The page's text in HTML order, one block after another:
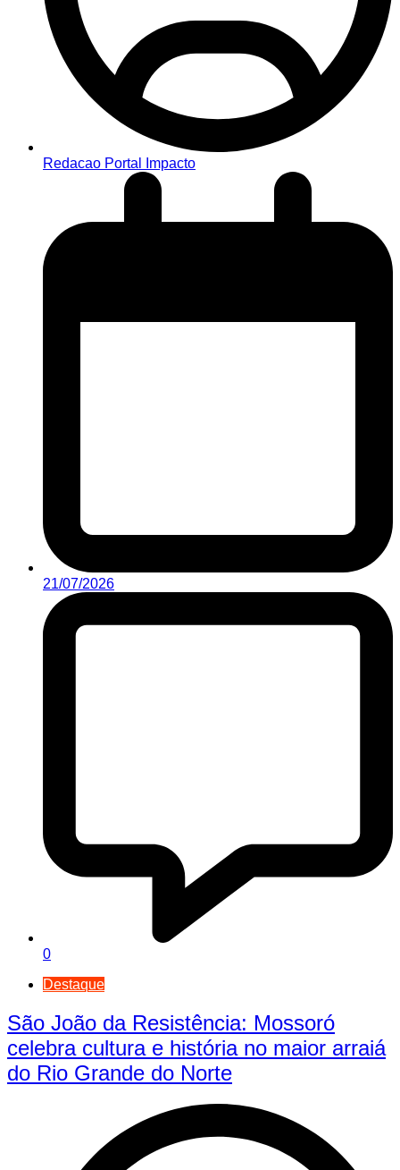
Redacao Portal Impacto
21/07/2026
0
Destaque
São João da Resistência: Mossoró
celebra cultura e história no maior arraiá
do Rio Grande do Norte